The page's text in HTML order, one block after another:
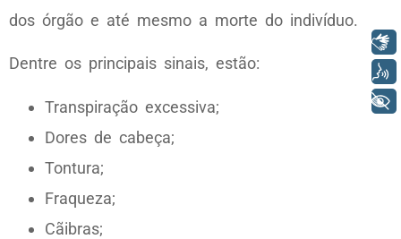
dos órgão e até mesmo a morte do indivíduo.
Dentre os principais sinais, estão:
Transpiração excessiva;
Dores de cabeça;
Tontura;
Fraqueza;
Cãibras;